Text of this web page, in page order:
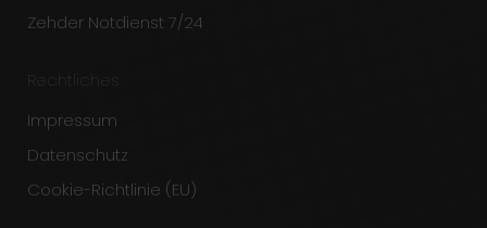
Zehder Notdienst 7/24
Rechtliches
Impressum
Datenschutz
Cookie-Richtlinie (EU)